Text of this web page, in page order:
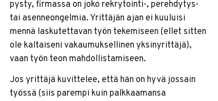
pysty, firmassa on joko rekrytointi-, perehdytys-
tai asenneongelmia. Yrittäjän ajan ei kuuluisi
mennä laskutettavan työn tekemiseen (ellet sitten
ole kaltaiseni vakaumuksellinen yksinyrittäjä),
vaan työn teon mahdollistamiseen.
Jos yrittäjä kuvittelee, että hän on hyvä jossain
työssä (siis parempi kuin palkkaamansa